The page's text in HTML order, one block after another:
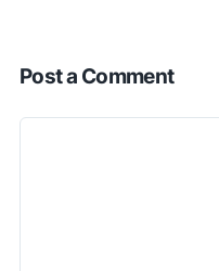
Post a Comment